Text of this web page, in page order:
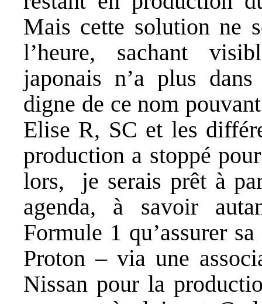
Mais cette solution ne
l’heure, sachant
japonais n’a plus
digne de ce nom
Elise R, SC et les
production a stoppé
lors, je serais prêt à
agenda, à savoir
Formule 1 qu’assurer
Proton – via une
Nissan pour la